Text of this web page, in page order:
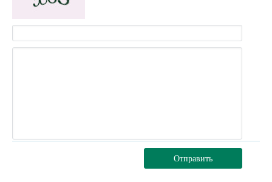
Отправить